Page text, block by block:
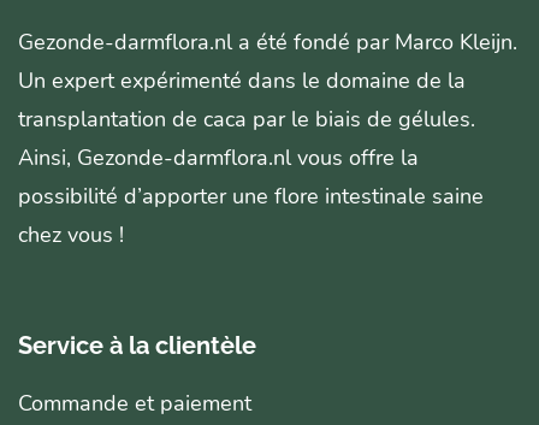
Gezonde-darmflora.nl a été fondé par Marco Kleijn.
Un expert expérimenté dans le domaine de la
transplantation de caca par le biais de gélules.
Ainsi, Gezonde-darmflora.nl vous offre la
possibilité d’apporter une flore intestinale saine
chez vous !
Service à la clientèle
Commande et paiement